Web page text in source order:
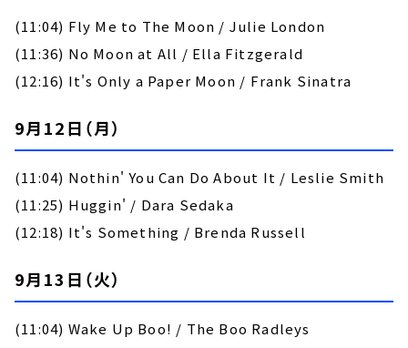
(11:04) Fly Me to The Moon / Julie London
(11:36) No Moon at All / Ella Fitzgerald
(12:16) It's Only a Paper Moon / Frank Sinatra
9月12日（月）
(11:04) Nothin' You Can Do About It / Leslie Smith
(11:25) Huggin' / Dara Sedaka
(12:18) It's Something / Brenda Russell
9月13日（火）
(11:04) Wake Up Boo! / The Boo Radleys